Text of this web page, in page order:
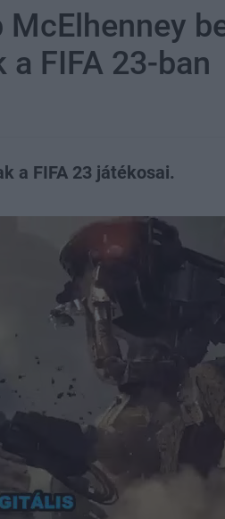
McElhenney
FIFA 23-ban
a FIFA 23 játékosai.